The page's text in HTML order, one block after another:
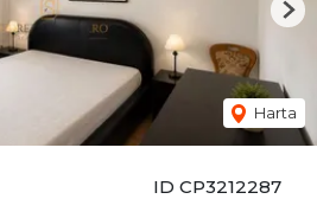
ID CP3212287
Harta